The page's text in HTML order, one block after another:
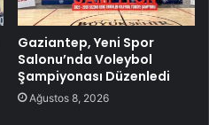
Gaziantep, Yeni Spor
Salonu’nda Voleybol
Şampiyonası Düzenledi
Ağustos 8, 2026